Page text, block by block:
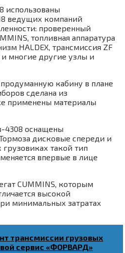
использованы
ведущих компаний
проверенный
топливная аппаратура
HALDEX, трансмиссия ZF
многие другие узлы и
кабину в плане
сделана из
применены материалы
4308 оснащены
дисковые спереди и
грузовиках такой тип
впервые в лице
CUMMINS, которым
высокой
минимальных затратах
трансмиссии грузовых
сервис «ФОРВАРД»